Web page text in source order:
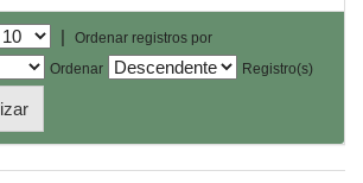
|
Ordenar registros por
Ordenar
Registro(s)